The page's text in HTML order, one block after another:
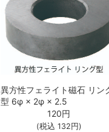
異方性フェライト磁石 リン
型 6φ × 2φ × 2.5
120円
(税込 132 円)